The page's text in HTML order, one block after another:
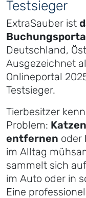
Testsieger
ExtraSauber ist
Deutschland,
Ausgezeichnet
Onlineportal
Testsieger.
Tierbesitzer
Problem:
entfernen oder
im Alltag
sammelt sich
im Auto oder in
Eine